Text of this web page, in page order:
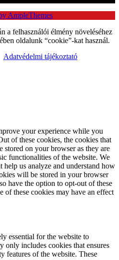
AmpleThemes
a felhasználói élmény növeléséhez
oldalunk “cookie”-kat használ.
Adatvédelmi tájékoztató
your experience while you
of these cookies, the cookies that
stored on your browser as they are
functionalities of the website. We
help us analyze and understand how
will be stored in your browser
have the option to opt-out of these
of these cookies may have an effect
essential for the website to
only includes cookies that ensures
features of the website. These